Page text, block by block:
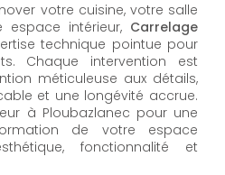
votre cuisine, votre salle
intérieur, Carrelage
technique pointue pour
Chaque intervention est
méticuleuse aux détails,
et une longévité accrue.
à Ploubazlanec pour une
de votre espace
fonctionnalité et